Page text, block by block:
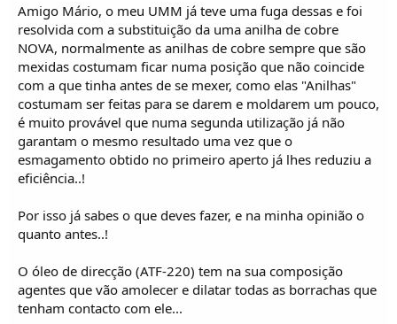
Amigo Mário, o meu UMM já teve uma fuga dessas e foi
resolvida com a substituição da uma anilha de cobre
NOVA, normalmente as anilhas de cobre sempre que são
mexidas costumam ficar numa posição que não coincide
com a que tinha antes de se mexer, como elas "Anilhas"
costumam ser feitas para se darem e moldarem um pouco,
é muito provável que numa segunda utilização já não
garantam o mesmo resultado uma vez que o
esmagamento obtido no primeiro aperto já lhes reduziu a
eficiência..!
Por isso já sabes o que deves fazer, e na minha opinião o
quanto antes..!
O óleo de direcção (ATF-220) tem na sua composição
agentes que vão amolecer e dilatar todas as borrachas que
tenham contacto com ele...